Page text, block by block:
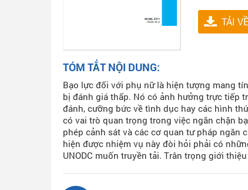
TẢI VỀ
TÓM TẮT NỘI DUNG:
Bạo lực đối với phụ nữ là hiện tượng mang
bị đánh giá thấp. Nó có ảnh hưởng trực tiếp
đánh, cưỡng bức về tình dục hay các hình
có vai trò quan trọng trong việc ngăn chặn
phép cảnh sát và các cơ quan tư pháp ngăn
hiện được nhiệm vụ này đòi hỏi phải có
UNODC muốn truyền tải. Trân trọng giới